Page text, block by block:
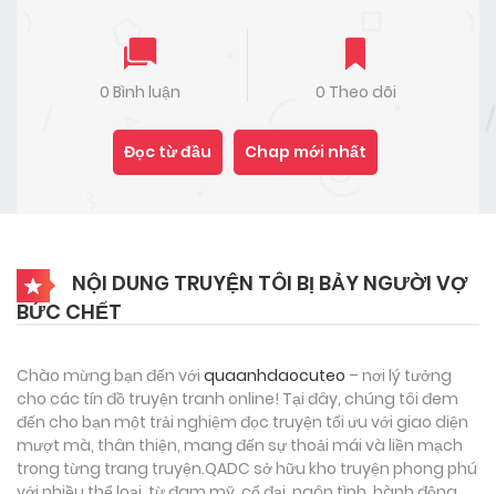
0 Bình luận 0 Theo dõi
Đọc từ đầu Chap mới nhất
NỘI DUNG TRUYỆN TÔI BỊ BẢY NGƯỜI VỢ
BỨC CHẾT
Chào mừng bạn đến với quaanhdaocuteo – nơi lý tưởng
cho các tín đồ truyện tranh online! Tại đây, chúng tôi đem
đến cho bạn một trải nghiệm đọc truyện tối ưu với giao diện
mượt mà, thân thiện, mang đến sự thoải mái và liền mạch
trong từng trang truyện.QADC sở hữu kho truyện phong phú